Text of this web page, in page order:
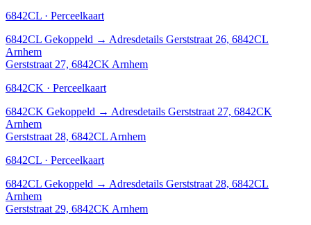
6842CL · Perceelkaart
6842CL Gekoppeld → Adresdetails Gerststraat 26, 6842CL
Arnhem
Gerststraat 27, 6842CK Arnhem
6842CK · Perceelkaart
6842CK Gekoppeld → Adresdetails Gerststraat 27, 6842CK
Arnhem
Gerststraat 28, 6842CL Arnhem
6842CL · Perceelkaart
6842CL Gekoppeld → Adresdetails Gerststraat 28, 6842CL
Arnhem
Gerststraat 29, 6842CK Arnhem